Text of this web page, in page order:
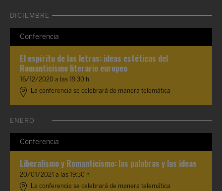
DICIEMBRE
Conferencia
El espíritu de las letras: ideas estéticas del
Romanticismo literario europeo
16/12/2020 a las 19:30 h
La conferencia se celebrará de manera telemática
ENERO
Conferencia
Liberalismo y Romanticismo: las palabras y las ideas
20/01/2021 a las 19:30 h
La conferencia se celebrará de manera telemática